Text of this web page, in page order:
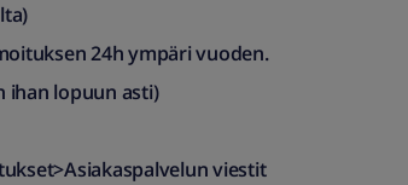
24h ympäri vuoden.
ihan lopuun asti)
viestit